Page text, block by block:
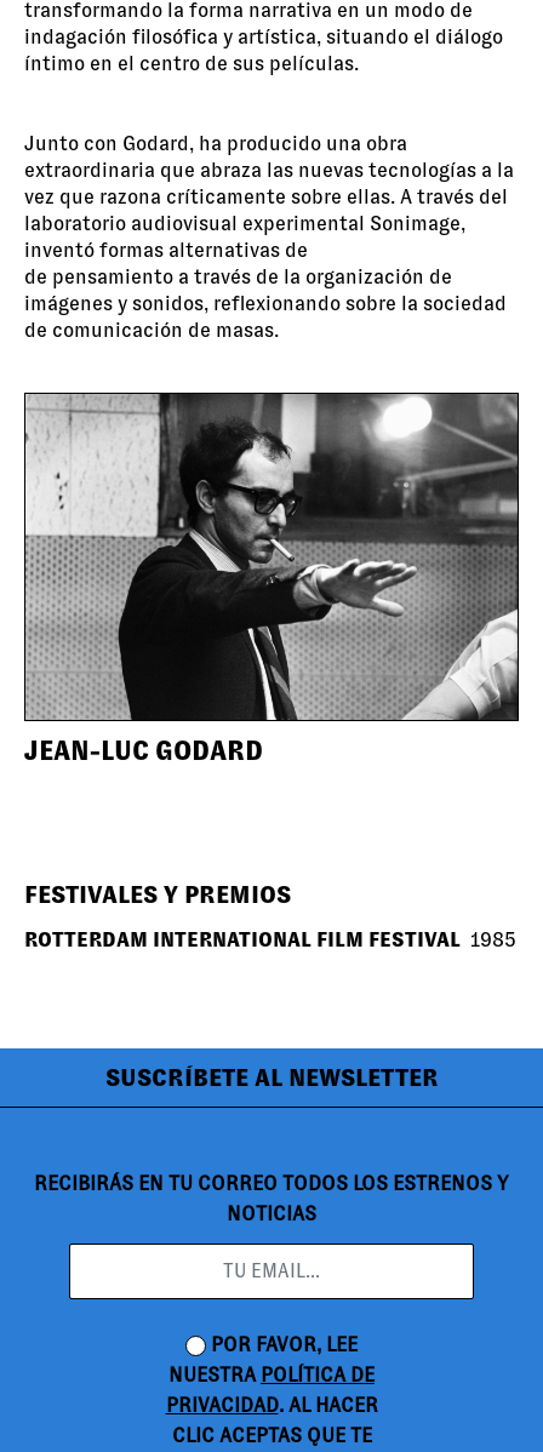
transformando la forma narrativa en un modo de
indagación filosófica y artística, situando el diálogo
íntimo en el centro de sus películas.
Junto con Godard, ha producido una obra
extraordinaria que abraza las nuevas tecnologías a la
vez que razona críticamente sobre ellas. A través del
laboratorio audiovisual experimental Sonimage,
inventó formas alternativas de
de pensamiento a través de la organización de
imágenes y sonidos, reflexionando sobre la sociedad
de comunicación de masas.
JEAN-LUC GODARD
FESTIVALES Y PREMIOS
ROTTERDAM INTERNATIONAL FILM FESTIVAL 1985
SUSCRÍBETE AL NEWSLETTER
RECIBIRÁS EN TU CORREO TODOS LOS ESTRENOS Y
NOTICIAS
POR FAVOR, LEE
NUESTRA POLÍTICA DE
PRIVACIDAD. AL HACER
CLIC ACEPTAS QUE TE